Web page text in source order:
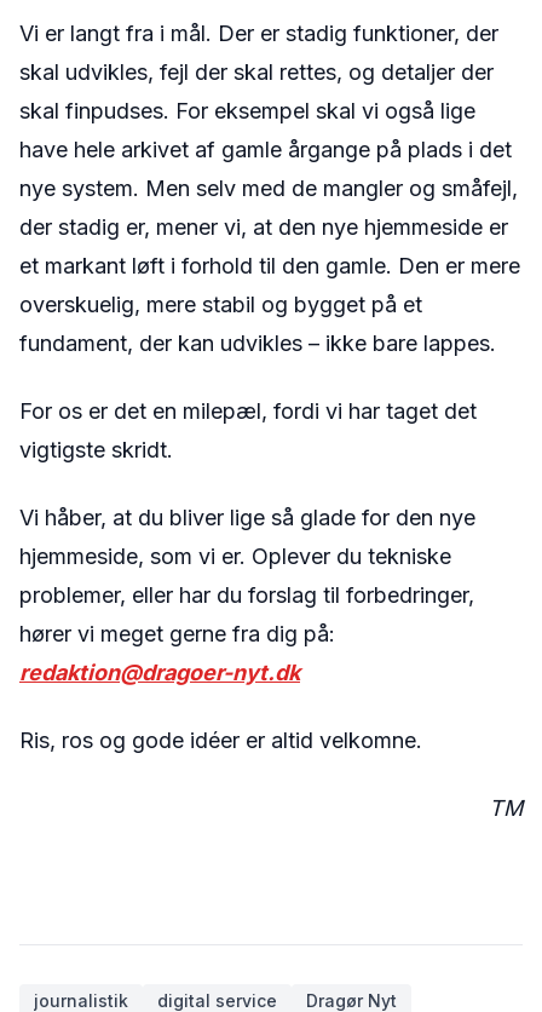
Vi er langt fra i mål. Der er stadig funktioner, der
skal udvikles, fejl der skal rettes, og detaljer der
skal finpudses. For eksempel skal vi også lige
have hele arkivet af gamle årgange på plads i det
nye system. Men selv med de mangler og småfejl,
der stadig er, mener vi, at den nye hjemmeside er
et markant løft i forhold til den gamle. Den er mere
overskuelig, mere stabil og bygget på et
fundament, der kan udvikles – ikke bare lappes.
For os er det en milepæl, fordi vi har taget det
vigtigste skridt.
Vi håber, at du bliver lige så glade for den nye
hjemmeside, som vi er. Oplever du tekniske
problemer, eller har du forslag til forbedringer,
hører vi meget gerne fra dig på:
redaktion@dragoer-nyt.dk
Ris, ros og gode idéer er altid velkomne.
TM
journalistik digital service
Dragør Nyt